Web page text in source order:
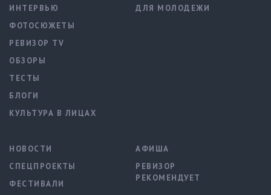
ИНТЕРВЬЮ
ФОТОСЮЖЕТЫ
РЕВИЗОР TV
ОБЗОРЫ
ТЕСТЫ
БЛОГИ
КУЛЬТУРА В ЛИЦАХ
ДЛЯ МОЛОДЕЖИ
НОВОСТИ
СПЕЦПРОЕКТЫ
ФЕСТИВАЛИ
АФИША
РЕВИЗОР
РЕКОМЕНДУЕТ